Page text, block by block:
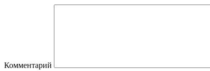
Комментарий